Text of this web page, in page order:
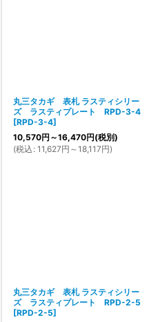
丸三タカギ 表札 ラスティシリー
ズ ラスティプレート RPD-3-4
[RPD-3-4]
10,570円 ～16,470円(税別)
(税込 : 11,627円 ～18,117円)
丸三タカギ 表札 ラスティシリー
ズ ラスティプレート RPD-2-5
[RPD-2-5]